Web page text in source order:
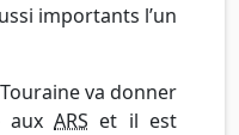
importants l’un
va donner
auxARS et il est